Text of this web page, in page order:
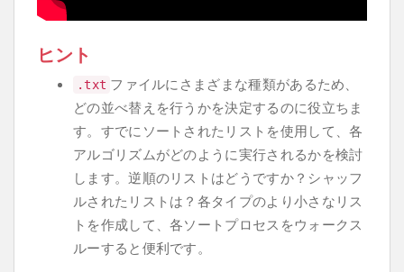
ヒント
. txt ファイルにさまざまな種類があるため、
どの並べ替えを行うかを決定するのに役立ちま
す。すでにソートされたリストを使用して、各
アルゴリズムがどのように実行されるかを検討
します。逆順のリストはどうですか？シャッフ
ルされたリストは？各タイプのより小さなリス
トを作成して、各ソートプロセスをウォークス
ルーすると便利です。